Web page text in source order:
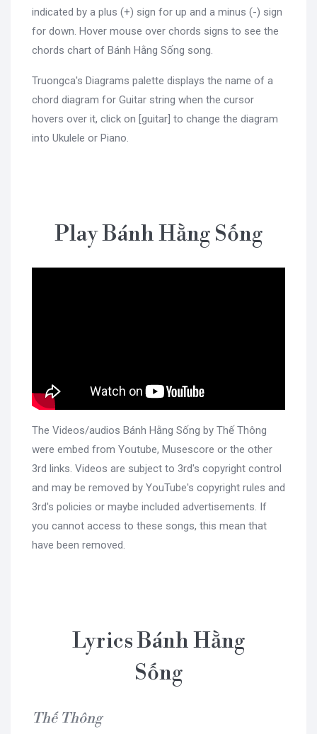
indicated by a plus (+) sign for up and a minus (-) sign
for down. Hover mouse over chords signs to see the
chords chart of Bánh Hằng Sống song.
Truongca's Diagrams palette displays the name of a
chord diagram for Guitar string when the cursor
hovers over it, click on [guitar] to change the diagram
into Ukulele or Piano.
Play Bánh Hằng Sống
The Videos/audios Bánh Hằng Sống by Thế Thông
were embed from Youtube, Musescore or the other
3rd links. Videos are subject to 3rd's copyright control
and may be removed by YouTube's copyright rules and
3rd's policies or maybe included advertisements. If
you cannot access to these songs, this mean that
have been removed.
Lyrics Bánh Hằng
Sống
Thế Thông